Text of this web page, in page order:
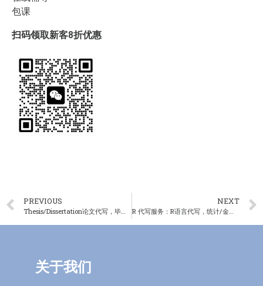
包课
扫码领取新客8折优惠
PREVIOUS NEXT
R 代写服务：R语言代写，统计/金融代写，全天候客服支持
关于我们